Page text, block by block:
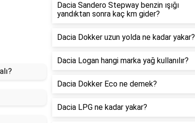
Dacia Sandero Stepway benzin ışığı
yandıktan sonra kaç km gider?
Dacia Dokker uzun yolda ne kadar yakar?
Dacia Logan hangi marka yağ kullanılır?
Dacia Dokker Eco ne demek?
Dacia LPG ne kadar yakar?